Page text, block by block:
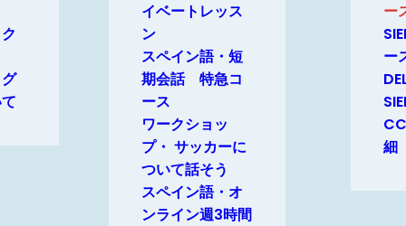
イベートレッス
ン
スペイン語・短
期会話 特急コ
ース
ワークショッ
プ・ サッカーに
ついて話そう
スペイン語・オ
ンライン週3時間
ー
ー
細